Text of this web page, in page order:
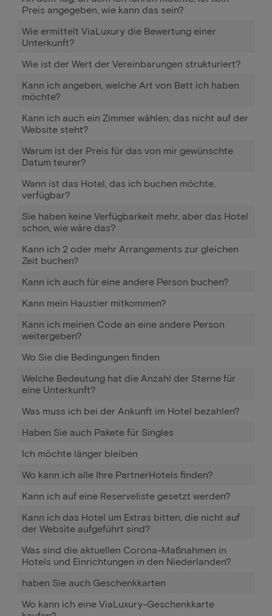
Preis angegeben, wie kann das sein?
Wie ermittelt ViaLuxury die Bewertung einer
Unterkunft?
Wie ist der Wert der Vereinbarungen strukturiert?
Kann ich angeben, welche Art von Bett ich haben
möchte?
Kann ich auch ein Zimmer wählen, das nicht auf der
Website steht?
Warum ist der Preis für das von mir gewünschte
Datum teurer?
Wann ist das Hotel, das ich buchen möchte,
verfügbar?
Sie haben keine Verfügbarkeit mehr, aber das Hotel
schon, wie wäre das?
Kann ich 2 oder mehr Arrangements zur gleichen
Zeit buchen?
Kann ich auch für eine andere Person buchen?
Kann mein Haustier mitkommen?
Kann ich meinen Code an eine andere Person
weitergeben?
Wo Sie die Bedingungen finden
Welche Bedeutung hat die Anzahl der Sterne für
eine Unterkunft?
Was muss ich bei der Ankunft im Hotel bezahlen?
Haben Sie auch Pakete für Singles
Ich möchte länger bleiben
Wo kann ich alle Ihre PartnerHotels finden?
Kann ich auf eine Reserveliste gesetzt werden?
Kann ich das Hotel um Extras bitten, die nicht auf
der Website aufgeführt sind?
Was sind die aktuellen Corona-Maßnahmen in
Hotels und Einrichtungen in den Niederlanden?
haben Sie auch Geschenkkarten
Wo kann ich eine ViaLuxury-Geschenkkarte